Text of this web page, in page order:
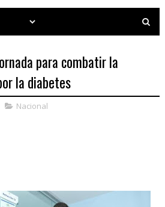
para combatir la
la diabetes
Nacional